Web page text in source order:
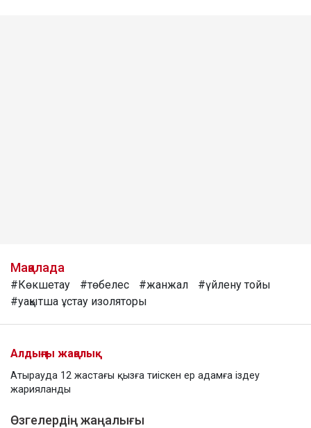
Мақалада
#Көкшетау #төбелес #жанжал
#үйлену тойы
#уақытша ұстау изоляторы
Алдыңғы жаңалық
Атырауда 12 жастағы қызға тиіскен ер адамға іздеу
жарияланды